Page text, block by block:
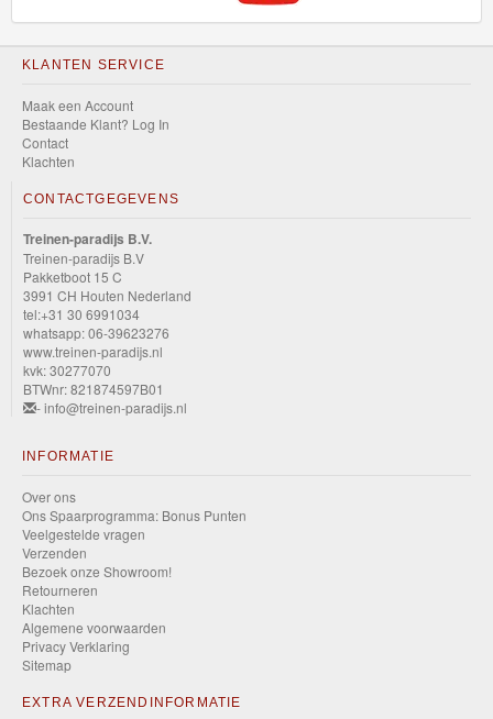
KLANTEN SERVICE
Maak een Account
Bestaande Klant? Log In
Contact
Klachten
CONTACTGEGEVENS
Treinen-paradijs B.V.
Treinen-paradijs B.V
Pakketboot 15 C
3991 CH Houten Nederland
tel:+31 30 6991034
whatsapp: 06-39623276
www.treinen-paradijs.nl
kvk: 30277070
BTWnr: 821874597B01
- info@treinen-paradijs.nl
INFORMATIE
Over ons
Ons Spaarprogramma: Bonus Punten
Veelgestelde vragen
Verzenden
Bezoek onze Showroom!
Retourneren
Klachten
Algemene voorwaarden
Privacy Verklaring
Sitemap
EXTRA VERZENDINFORMATIE